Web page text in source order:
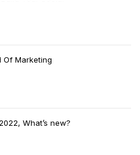
Of Marketing
What’s new?